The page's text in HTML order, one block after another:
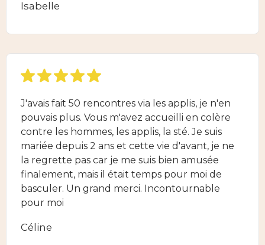
Isabelle
J'avais fait 50 rencontres via les applis, je n'en
pouvais plus. Vous m'avez accueilli en colère
contre les hommes, les applis, la sté. Je suis
mariée depuis 2 ans et cette vie d'avant, je ne
la regrette pas car je me suis bien amusée
finalement, mais il était temps pour moi de
basculer. Un grand merci. Incontournable
pour moi
Céline